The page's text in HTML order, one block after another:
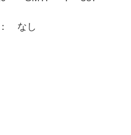
なし